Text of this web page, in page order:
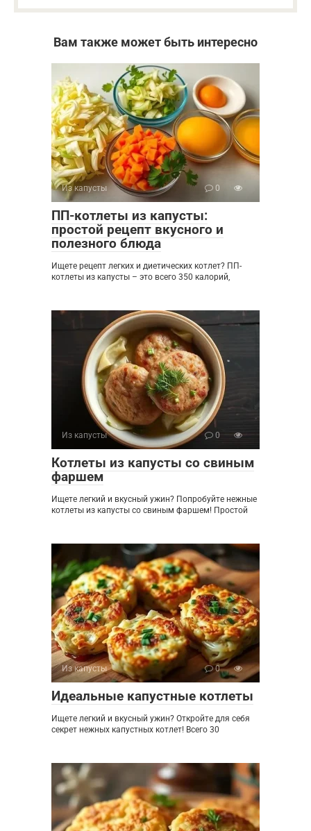
Вам также может быть интересно
Из капусты 0
ПП-котлеты из капусты:
простой рецепт вкусного и
полезного блюда
Ищете рецепт легких и диетических котлет? ПП-
котлеты из капусты – это всего 350 калорий,
Из капусты 0
Котлеты из капусты со свиным
фаршем
Ищете легкий и вкусный ужин? Попробуйте нежные
котлеты из капусты со свиным фаршем! Простой
Из капусты 0
Идеальные капустные котлеты
Ищете легкий и вкусный ужин? Откройте для себя
секрет нежных капустных котлет! Всего 30